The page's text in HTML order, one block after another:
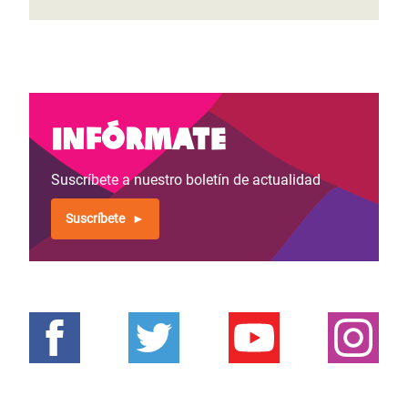
Infórmate
Suscríbete a nuestro boletín de actualidad
Suscríbete